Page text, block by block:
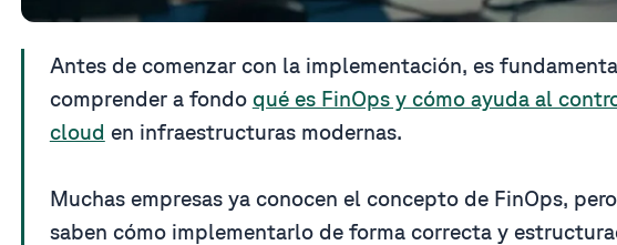
Antes de comenzar con la implementación, es
comprender a fondo qué es FinOps y cómo ayuda al
cloud en infraestructuras modernas.
Muchas empresas ya conocen el concepto de FinOps,
saben cómo implementarlo de forma correcta y